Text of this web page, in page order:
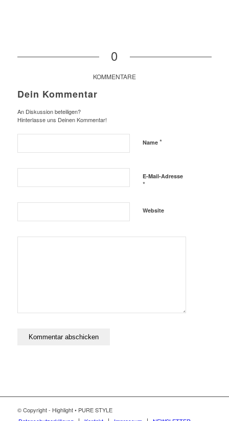
0
KOMMENTARE
Dein Kommentar
An Diskussion beteiligen?
Hinterlasse uns Deinen Kommentar!
Name *
E-Mail-Adresse
*
Website
© Copyright - Highlight • PURE STYLE